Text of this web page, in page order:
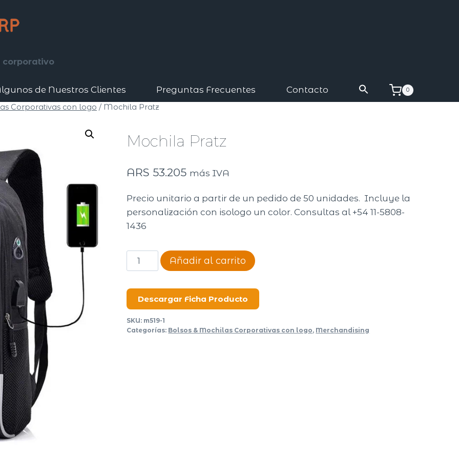
corporativo
de Nuestros Clientes Preguntas Frecuentes Contacto 0
Corporativas con logo / Mochila Pratz
Mochila Pratz
ARS 53.205 más IVA
Precio unitario a partir de un pedido de 50 unidades. Incluye la
personalización con isologo un color. Consultas al +54 11-5808-
1436
Mochila
Pratz
Añadir al carrito
Descargar Ficha Producto
SKU: m519-1
Categorías: Bolsos & Mochilas Corporativas con logo, Merchandising